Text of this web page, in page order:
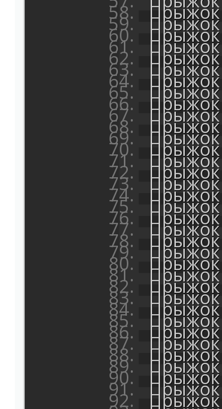
Прыжок
Прыжок
Прыжок
Прыжок
Прыжок
Прыжок
Прыжок
Прыжок
Прыжок
Прыжок
Прыжок
Прыжок
Прыжок
Прыжок
Прыжок
Прыжок
Прыжок
Прыжок
Прыжок
Прыжок
Прыжок
Прыжок
Прыжок
Прыжок
Прыжок
Прыжок
Прыжок
Прыжок
Прыжок
Прыжок
Прыжок
Прыжок
Прыжок
Прыжок
Прыжок